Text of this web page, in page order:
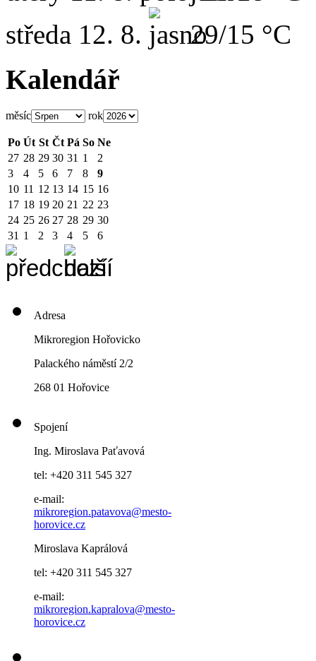
středa 12. 8. 29/15 °C
Kalendář
měsíc rok
Po Út St Čt Pá So Ne
27 28 29 30 31 1
2
3
4 5 6 7 8
9
10 11 12 13 14 15 16
17 18 19 20 21 22 23
24 25 26 27 28 29 30
31 1 2 3 4 5 6
Adresa
Mikroregion Hořovicko
Palackého náměstí 2/2
268 01 Hořovice
Spojení
Ing. Miroslava Paťavová
tel: +420 311 545 327
e-mail:
mikroregion.patavova@mesto-
horovice.cz
Miroslava Kaprálová
tel: +420 311 545 327
e-mail:
mikroregion.kapralova@mesto-
horovice.cz